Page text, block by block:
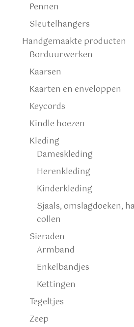
Pennen
Sleutelhangers
Handgemaakte producten
Borduurwerken
Kaarsen
Kaarten en enveloppen
Keycords
Kindle hoezen
Kleding
Dameskleding
Herenkleding
Kinderkleding
Sjaals, omslagdoeken,
collen
Sieraden
Armband
Enkelbandjes
Kettingen
Tegeltjes
Zeep